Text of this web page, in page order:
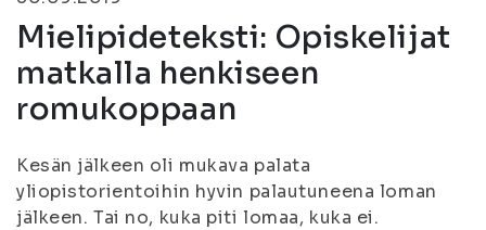
Mielipideteksti: Opiskelijat
matkalla henkiseen
romukoppaan
Kesän jälkeen oli mukava palata
yliopistorientoihin hyvin palautuneena loman
jälkeen. Tai no, kuka piti lomaa, kuka ei.